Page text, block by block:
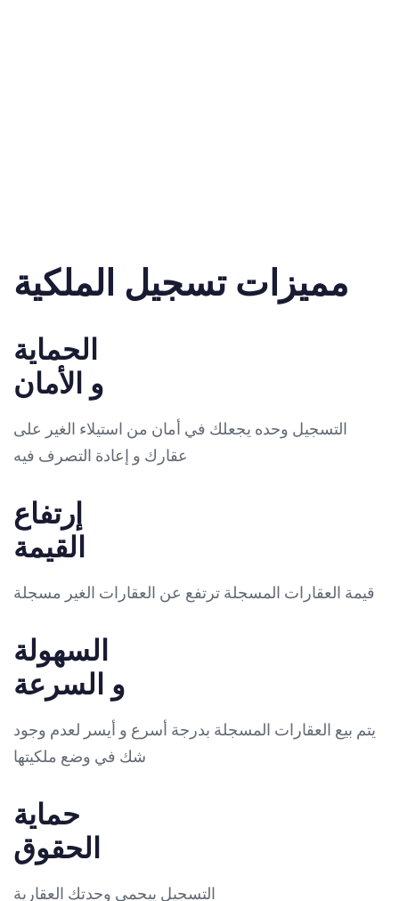
مميزات تسجيل الملكية
الحماية
و الأمان
التسجيل وحده يجعلك في أمان من استيلاء الغير على
عقارك و إعادة التصرف فيه
إرتفاع
القيمة
قيمة العقارات المسجلة ترتفع عن العقارات الغير مسجلة
السهولة
و السرعة
يتم بيع العقارات المسجلة بدرجة أسرع و أيسر لعدم وجود
شك في وضع ملكيتها
حماية
الحقوق
التسجيل ييحمي وحدتك العقارية